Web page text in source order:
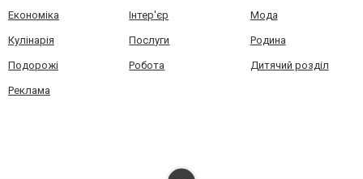
Економіка Інтер'єр Мода
Кулінарія Послуги Родина
Подорожі Робота Дитячий розділ
Реклама